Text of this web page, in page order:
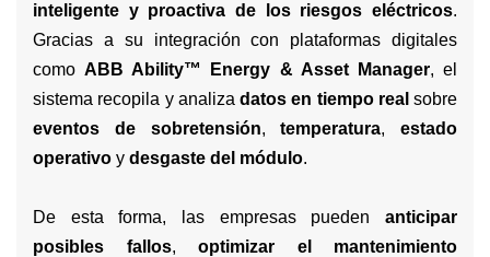
inteligente y proactiva de los riesgos eléctricos.
Gracias a su integración con plataformas digitales
comoABB Ability™ Energy & Asset Manager, el
sistema recopila y analiza datos en tiempo real sobre
eventos de sobretensión,temperatura, estado
operativo y desgaste del módulo.
De esta forma, las empresas pueden anticipar
posibles fallos, optimizar el mantenimiento